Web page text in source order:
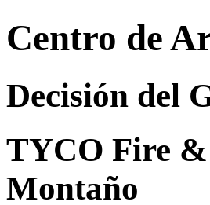
Centro de
Decisión del
TYCO Fire
Montaño